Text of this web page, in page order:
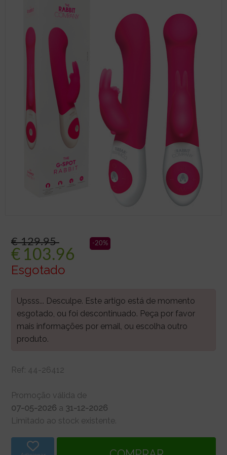
€ 129.95 -20%
€ 103.96
Esgotado
Upsss... Desculpe. Este artigo está de momento
esgotado, ou foi descontinuado. Peça por favor
mais informações por email, ou escolha outro
produto.
Ref: 44-26412
Promoção válida de
07-05-2026 a 31-12-2026
Limitado ao stock existente.